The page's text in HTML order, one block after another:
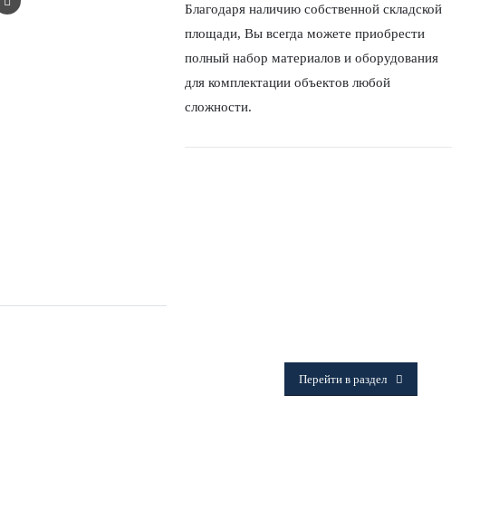
Благодаря наличию собственной складской
площади, Вы всегда можете приобрести
полный набор материалов и оборудования
для комплектации объектов любой
сложности.
Перейти в раздел